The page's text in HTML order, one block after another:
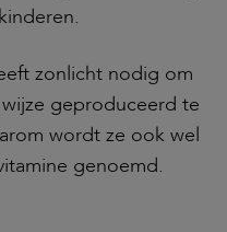
kinderen.
zonlicht nodig om
geproduceerd te
wordt ze ook wel
genoemd.